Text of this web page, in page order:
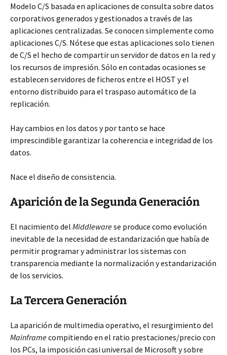
Modelo C/S basada en aplicaciones de consulta sobre datos
corporativos generados y gestionados a través de las
aplicaciones centralizadas. Se conocen simplemente como
aplicaciones C/S. Nótese que estas aplicaciones solo tienen
de C/S el hecho de compartir un servidor de datos en la red y
los recursos de impresión. Sólo en contadas ocasiones se
establecen servidores de ficheros entre el HOST y el
entorno distribuido para el traspaso automático de la
replicación.
Hay cambios en los datos y por tanto se hace
imprescindible garantizar la coherencia e integridad de los
datos.
Nace el diseño de consistencia.
Aparición de la Segunda Generación
El nacimiento del Middlewarese produce como evolución
inevitable de la necesidad de estandarización que había de
permitir programar y administrar los sistemas con
transparencia mediante la normalización y estandarización
de los servicios.
La Tercera Generación
La aparición de multimedia operativo, el resurgimiento del
Mainframecompitiendo en el ratio prestaciones/precio con
los PCs, la imposición casi universal de Microsoft y sobre